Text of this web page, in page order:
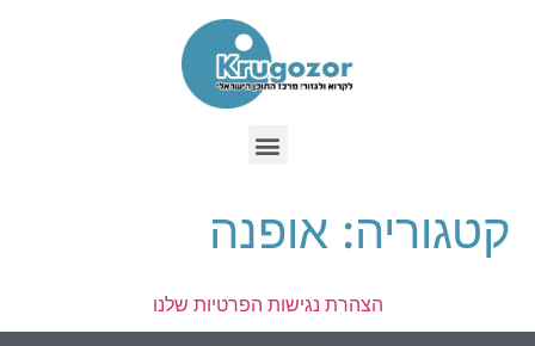
קטגוריה: אופנה
הצהרת נגישות הפרטיות שלנו